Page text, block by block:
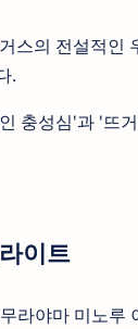
스의 전설적인
.
충성심'과 '뜨
이트
무라야마 미노루